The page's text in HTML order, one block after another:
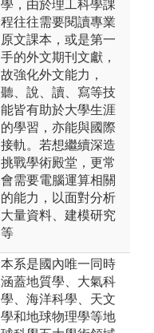
學，由於理工科學課
程往往需要閱讀專業
原文課本，或是第一
手的外文期刊文獻，
故強化外文能力，
聽、說、讀、寫等技
能皆有助於大學生涯
的學習，亦能與國際
接軌。若想繼續深造
挑戰學術殿堂，更常
會需要電腦運算相關
的能力，以面對分析
大量資料、建模研究
等
本系是國內唯一同時
涵蓋地質學、大氣科
學、海洋科學、天文
學和地球物理學等地